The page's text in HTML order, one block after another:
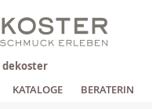
dekoster
KATALOGE BERATERIN